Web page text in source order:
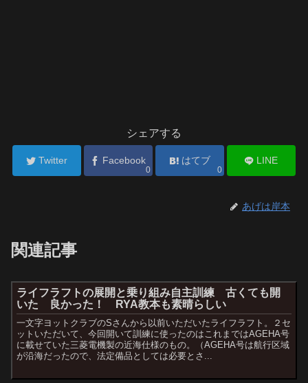
シェアする
Twitter Facebook
0
はてブ
0
LINE
あげは岸本
関連記事
ライフラフトの展開と乗り組み自主訓練 古くても開
いた 良かった！ RYA教本も素晴らしい
一文字ヨットクラブのSさんから以前いただいたライフラフト。２セ
ットいただいて、今回開いて訓練に使ったのはこれまではAGEHA号
に載せていた三菱電機製の近海仕様のもの。（AGEHA号は航行区域
が沿海だったので、法定備品としては必要とさ...